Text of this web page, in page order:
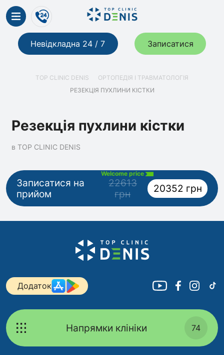
Невідкладна 24 / 7 Записатися
TOP CLINIC DENIS
ОРТОПЕДІЯ І ТРАВМАТОЛОГІЯ
РЕЗЕКЦІЯ ПУХЛИНИ КІСТКИ
Резекція пухлини кістки
в TOP CLINIC DENIS
Записатися на
прийом
Welcome price
22613
грн
20352 грн
Додаток
Напрямки клініки 74